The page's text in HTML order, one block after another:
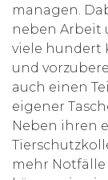
managen.
neben Arbeit
viele hundert
und
auch einen
eigener
Neben ihren
mehr Notfälle